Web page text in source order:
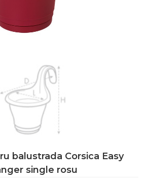
balustrada Corsica Easy
single rosu